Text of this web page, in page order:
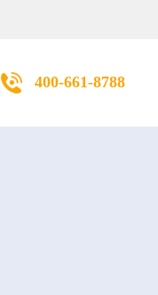
400-661-8788